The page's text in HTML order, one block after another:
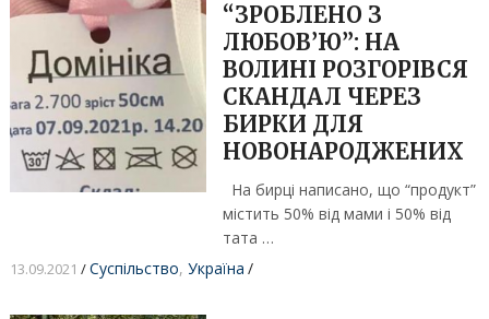
“ЗРОБЛЕНО З
ЛЮБОВ’Ю”: НА
ВОЛИНІ РОЗГОРІВСЯ
СКАНДАЛ ЧЕРЕЗ
БИРКИ ДЛЯ
НОВОНАРОДЖЕНИХ
На бирці написано, що “продукт”
містить 50% від мами і 50% від
тата …
13.09.2021 /Суспільство, Україна /